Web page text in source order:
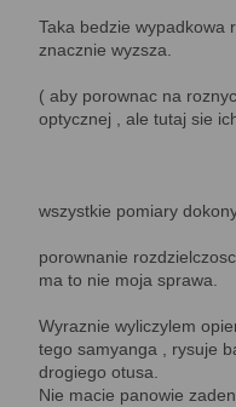
Taka bedzie wypadkowa
znacznie wyzsza.
( aby porownac na
optycznej , ale tutaj sie
wszystkie pomiary
porownanie
ma to nie moja sprawa.
Wyraznie wyliczylem
tego samyanga , rysuje
drogiego otusa.
Nie macie panowie